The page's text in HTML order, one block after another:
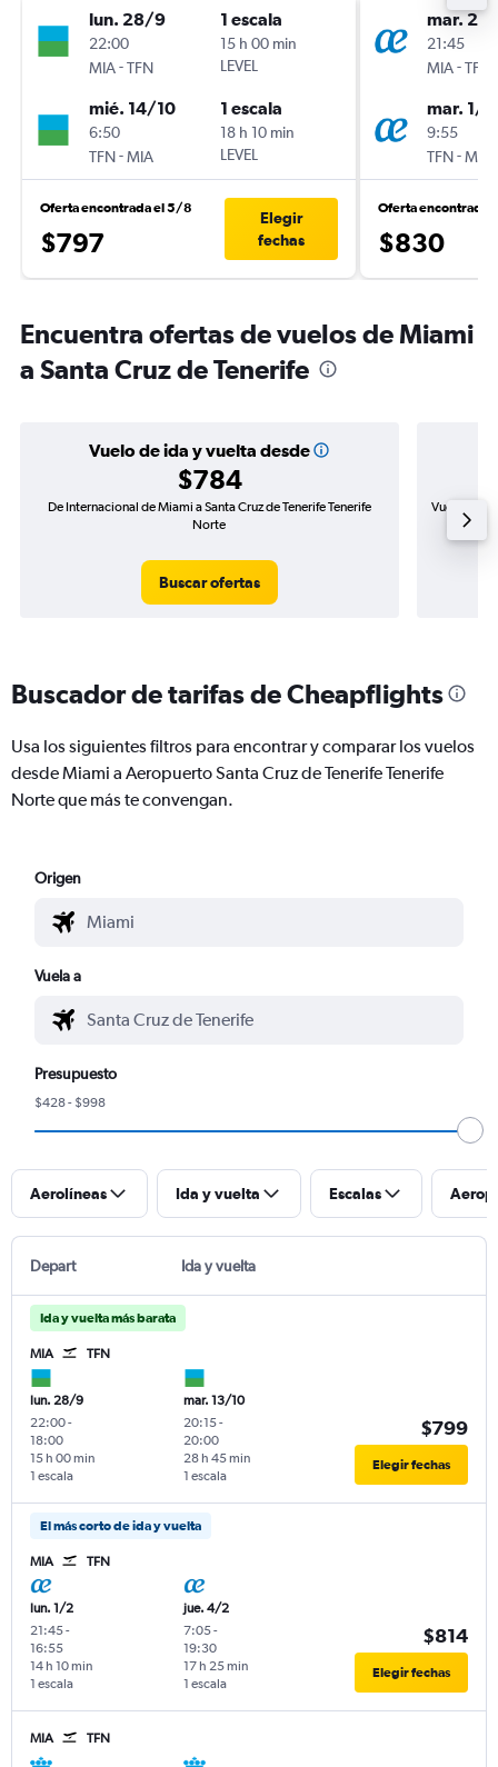
lun. 28/9
22:00
MIA-TFN
1 escala
15 h 00 min
LEVEL
mié. 14/10
6:50
TFN-MIA
1 escala
18 h 10 min
LEVEL
Oferta encontrada el 5/8
$797
Elegir
fechas
mar. 24/
21:45
MIA-TFN
mar. 1/
9:55
TFN-MIA
Oferta encontrada
$830
Encuentra ofertas de vuelos de Miami
a Santa Cruz de Tenerife
Vuelo de ida y vuelta desde
$784
De Internacional de Miami a Santa Cruz de Tenerife Tenerife
Norte
Buscar ofertas
Vuelo de
Buscador de tarifas de Cheapflights
Usa los siguientes filtros para encontrar y comparar los vuelos
desde Miami a Aeropuerto Santa Cruz de Tenerife Tenerife
Norte que más te convengan.
Origen
Vuela a
Presupuesto
$428 - $998
Aerolíneas Ida y vuelta Escalas
Depart Ida y vuelta
Ida y vuelta más barata
MIA TFN
lun. 28/9
22:00-
18:00
1 escala
15 h 00 min
mar. 13/10
20:15-
20:00
1 escala
28 h 45 min
$799
Elegir fechas
El más corto de ida y vuelta
MIA TFN
lun. 1/2
21:45-
16:55
1 escala
14 h 10 min
jue. 4/2
7:05-
19:30
1 escala
17 h 25 min
$814
Elegir fechas
MIA TFN